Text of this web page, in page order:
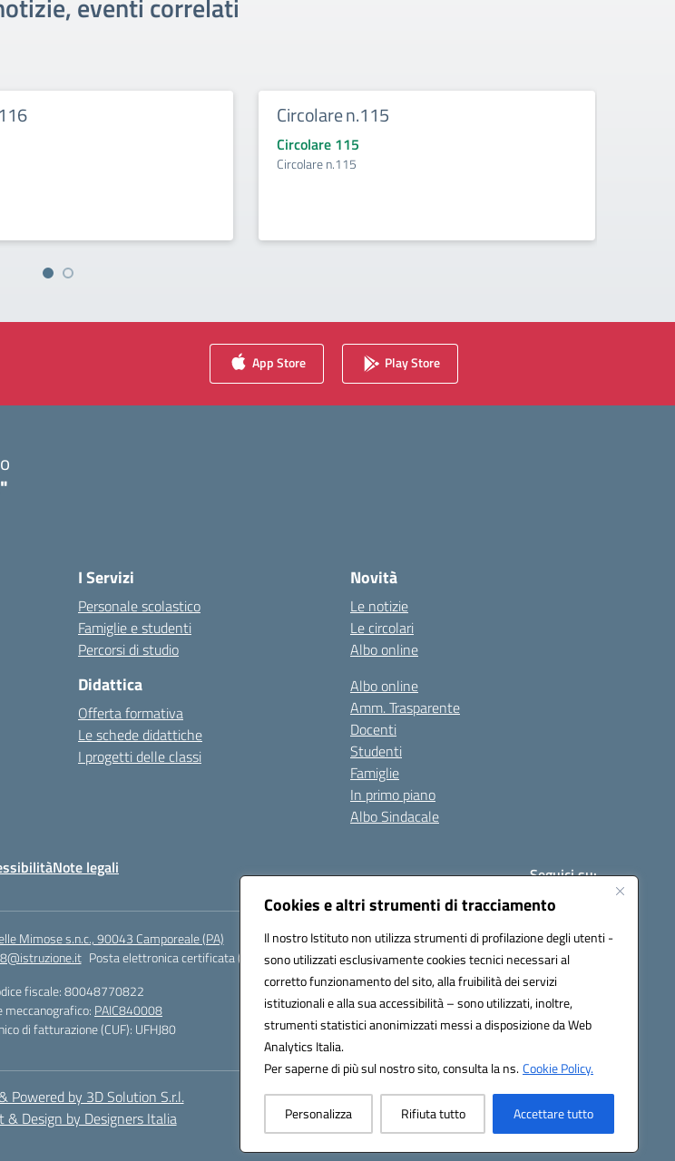
Cookies e altri strumenti di tracciamento
Il nostro Istituto non utilizza strumenti di profilazione degli utenti -
sono utilizzati esclusivamente cookies tecnici necessari al
corretto funzionamento del sito, alla fruibilità dei servizi
istituzionali e alla sua accessibilità – sono utilizzati, inoltre,
strumenti statistici anonimizzati messi a disposizione da Web
Analytics Italia.
Per saperne di più sul nostro sito, consulta la ns.Cookie Policy.
Personalizza Rifiuta tutto Accettare tutto
Circolare n.115
Circolare 115
Circolare n.115
App Store Play Store
I Servizi
Personale scolastico
Famiglie e studenti
Percorsi di studio
Didattica
Offerta formativa
Le schede didattiche
I progetti delle classi
Novità
Le notizie
Le circolari
Albo online
Albo online
Amm. Trasparente
Docenti
Studenti
Famiglie
In primo piano
Albo Sindacale
Note legali Seguici su:
Mimose s.n.c., 90043 Camporeale (PA)
Posta elettronica certificata (PEC):paic840008@pec.istruzione.it
fiscale: 80048770822
meccanografico: PAIC840008
di fatturazione (CUF): UFHJ80
Powered by 3D Solution S.r.l.
& Design by Designers Italia